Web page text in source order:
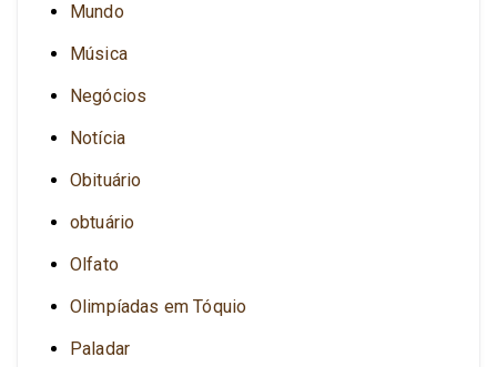
Mundo
Música
Negócios
Notícia
Obituário
obtuário
Olfato
Olimpíadas em Tóquio
Paladar